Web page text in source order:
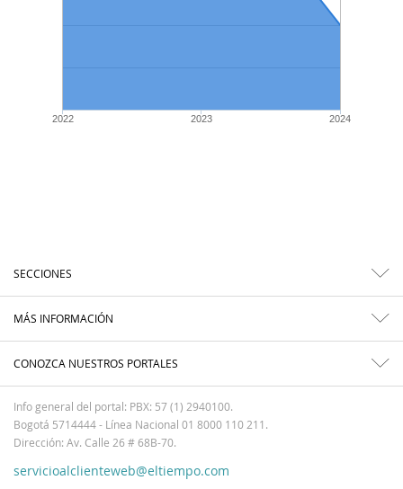
2022 2023 2024
SECCIONES
MÁS INFORMACIÓN
CONOZCA NUESTROS PORTALES
Info general del portal: PBX: 57 (1) 2940100.
Bogotá 5714444 - Línea Nacional 01 8000 110 211.
Dirección: Av. Calle 26 # 68B-70.
servicioalclienteweb@eltiempo.com